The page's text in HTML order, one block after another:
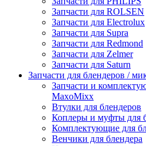
Запчасти для ROLSEN
Запчасти для Electrolux
Запчасти для Supra
Запчасти для Redmond
Запчасти для Zelmer
Запчасти для Saturn
Запчасти для блендеров /
Запчасти и
MaxoMixx
Втулки для блендеров
Коплеры и муфты для
Комплектующие для
Венчики для блендера